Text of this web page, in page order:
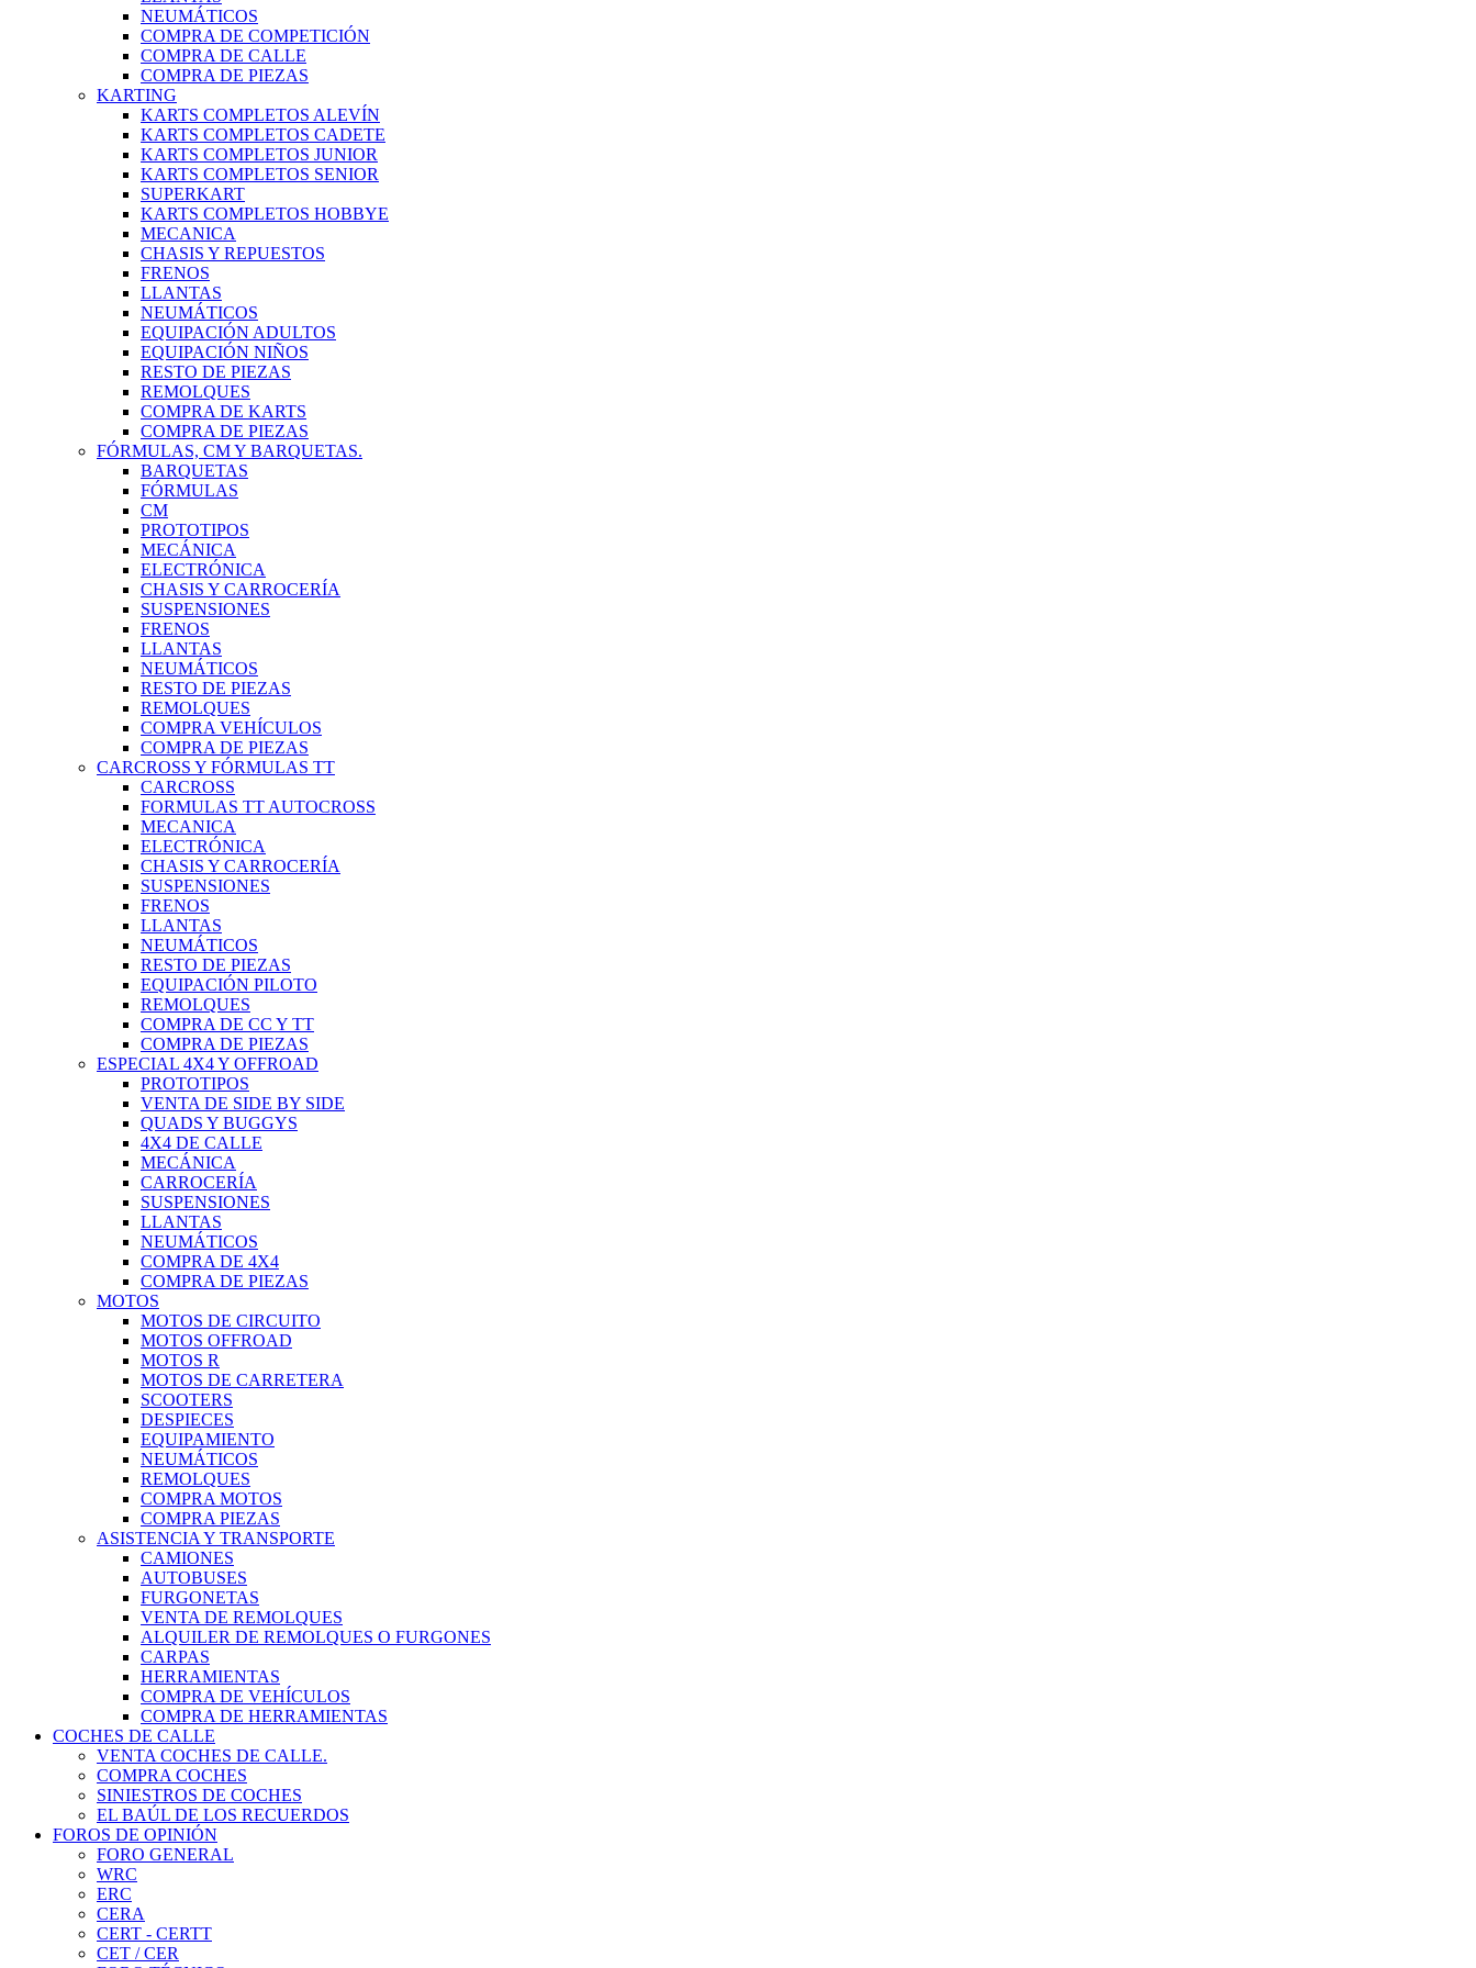
NEUMÁTICOS
COMPRA DE COMPETICIÓN
COMPRA DE CALLE
COMPRA DE PIEZAS
KARTING
KARTS COMPLETOS ALEVÍN
KARTS COMPLETOS CADETE
KARTS COMPLETOS JUNIOR
KARTS COMPLETOS SENIOR
SUPERKART
KARTS COMPLETOS HOBBYE
MECANICA
CHASIS Y REPUESTOS
FRENOS
LLANTAS
NEUMÁTICOS
EQUIPACIÓN ADULTOS
EQUIPACIÓN NIÑOS
RESTO DE PIEZAS
REMOLQUES
COMPRA DE KARTS
COMPRA DE PIEZAS
FÓRMULAS, CM Y BARQUETAS.
BARQUETAS
FÓRMULAS
CM
PROTOTIPOS
MECÁNICA
ELECTRÓNICA
CHASIS Y CARROCERÍA
SUSPENSIONES
FRENOS
LLANTAS
NEUMÁTICOS
RESTO DE PIEZAS
REMOLQUES
COMPRA VEHÍCULOS
COMPRA DE PIEZAS
CARCROSS Y FÓRMULAS TT
CARCROSS
FORMULAS TT AUTOCROSS
MECANICA
ELECTRÓNICA
CHASIS Y CARROCERÍA
SUSPENSIONES
FRENOS
LLANTAS
NEUMÁTICOS
RESTO DE PIEZAS
EQUIPACIÓN PILOTO
REMOLQUES
COMPRA DE CC Y TT
COMPRA DE PIEZAS
ESPECIAL 4X4 Y OFFROAD
PROTOTIPOS
VENTA DE SIDE BY SIDE
QUADS Y BUGGYS
4X4 DE CALLE
MECÁNICA
CARROCERÍA
SUSPENSIONES
LLANTAS
NEUMÁTICOS
COMPRA DE 4X4
COMPRA DE PIEZAS
MOTOS
MOTOS DE CIRCUITO
MOTOS OFFROAD
MOTOS R
MOTOS DE CARRETERA
SCOOTERS
DESPIECES
EQUIPAMIENTO
NEUMÁTICOS
REMOLQUES
COMPRA MOTOS
COMPRA PIEZAS
ASISTENCIA Y TRANSPORTE
CAMIONES
AUTOBUSES
FURGONETAS
VENTA DE REMOLQUES
ALQUILER DE REMOLQUES O FURGONES
CARPAS
HERRAMIENTAS
COMPRA DE VEHÍCULOS
COMPRA DE HERRAMIENTAS
COCHES DE CALLE
VENTA COCHES DE CALLE.
COMPRA COCHES
SINIESTROS DE COCHES
EL BAÚL DE LOS RECUERDOS
FOROS DE OPINIÓN
FORO GENERAL
WRC
ERC
CERA
CERT - CERTT
CET / CER